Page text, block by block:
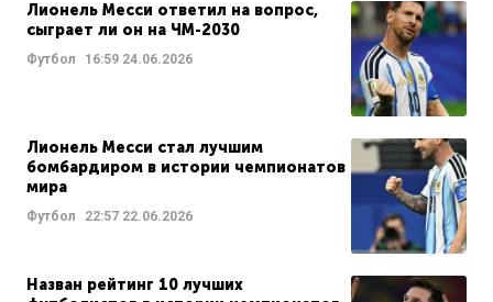
Лионель Месси ответил на вопрос,
сыграет ли он на ЧМ-2030
Футбол 16:59 24.06.2026
Лионель Месси стал лучшим
бомбардиром в истории чемпионатов
мира
Футбол 22:57 22.06.2026
Назван рейтинг 10 лучших